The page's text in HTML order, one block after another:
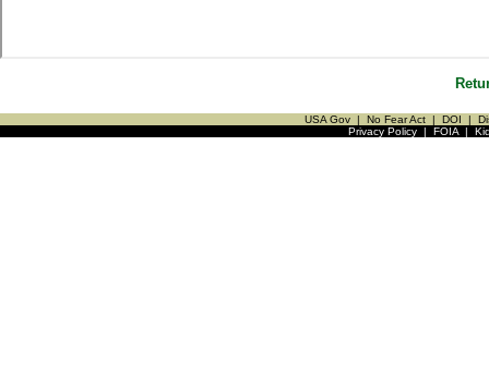
USA Gov | No Fear Act | DOI |
Privacy Policy| FOIA|